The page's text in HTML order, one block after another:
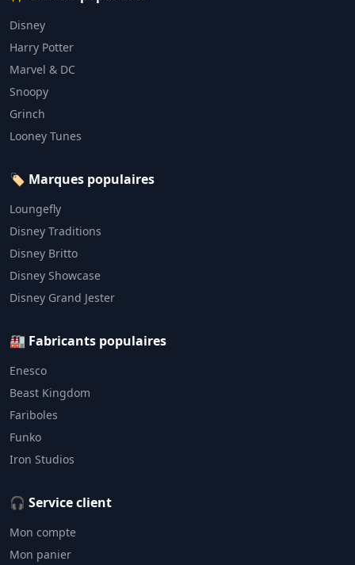
Disney
Harry Potter
Marvel & DC
Snoopy
Grinch
Looney Tunes
🏷️ Marques populaires
Loungefly
Disney Traditions
Disney Britto
Disney Showcase
Disney Grand Jester
🏭 Fabricants populaires
Enesco
Beast Kingdom
Fariboles
Funko
Iron Studios
🎧 Service client
Mon compte
Mon panier